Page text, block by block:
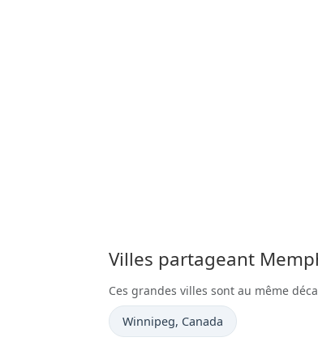
Villes partageant
Ces grandes villes sont au même
Heure actuelle à
Winnipeg, Canada